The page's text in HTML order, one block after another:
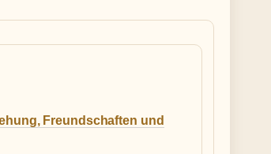
Freundschaften und